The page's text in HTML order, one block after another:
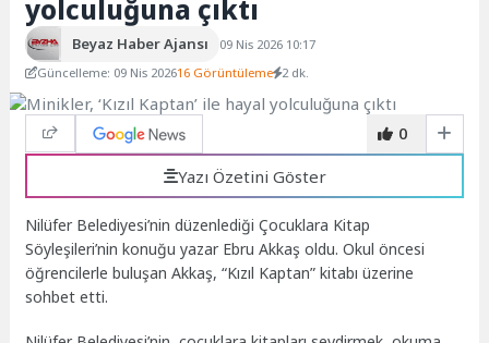
yolculuğuna çıktı
Beyaz Haber Ajansı
09 Nis 2026 10:17
Güncelleme: 09 Nis 202616 Görüntüleme 2 dk.
0
Yazı Özetini Göster
Nilüfer Belediyesi’nin düzenlediği Çocuklara Kitap
Söyleşileri’nin konuğu yazar Ebru Akkaş oldu. Okul öncesi
öğrencilerle buluşan Akkaş, “Kızıl Kaptan” kitabı üzerine
sohbet etti.